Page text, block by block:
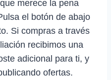
merece la pena
el botón de abajo
Si compras a través
recibimos una
adicional para ti, y
ofertas.